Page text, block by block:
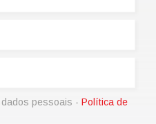
pessoais - Política de